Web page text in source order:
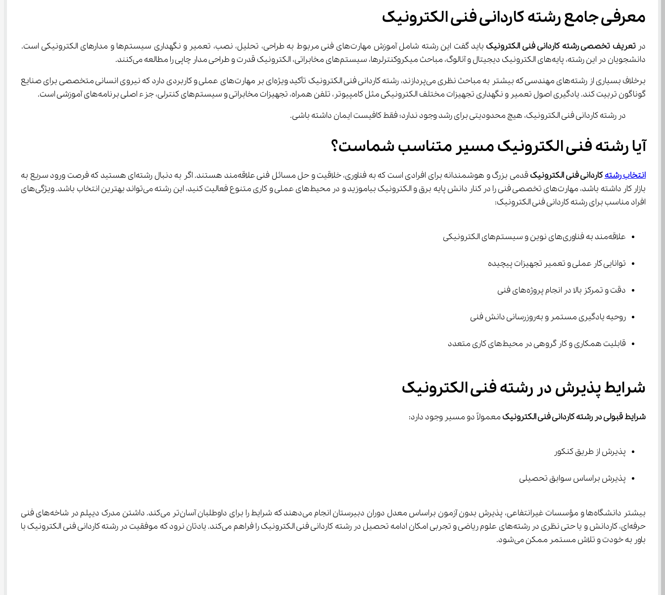
معرفی جامع رشته کاردانی فنی الکترونیک
در تعریف تخصصی رشته کاردانی فنی الکترونیک
باید گفت این رشته شامل آموزش مهارت‌های فنی مربوط به طراحی، تحلیل، نصب، تعمیر و نگهداری سیستم‌ها و مدارهای الکترونیکی است.
دانشجویان در این رشته، پایه‌های الکترونیک دیجیتال و آنالوگ، مباحث میکروکنترلرها، سیستم‌های مخابراتی، الکترونیک قدرت و طراحی مدار چاپی را مطالعه می‌کنند.
برخلاف بسیاری از رشته‌های مهندسی که بیشتر به مباحث نظری می‌پردازند، رشته کاردانی فنی الکترونیک تأکید ویژه‌ای بر مهارت‌های عملی و کاربردی دارد که نیروی انسانی متخصصی برای صنایع
گوناگون تربیت کند. یادگیری اصول تعمیر و نگهداری تجهیزات مختلف الکترونیکی مثل کامپیوتر، تلفن همراه، تجهیزات مخابراتی و سیستم‌های کنترلی، جزء اصلی برنامه‌های آموزشی است.
در رشته کاردانی فنی الکترونیک، هیچ محدودیتی برای رشد وجود ندارد؛ فقط کافیست ایمان داشته باشی.
آیا رشته فنی الکترونیک مسیر متناسب شماست؟
انتخاب رشته کاردانی فنی الکترونیک
قدمی بزرگ و هوشمندانه برای افرادی است که به فناوری، خلاقیت و حل مسائل فنی علاقه‌مند هستند. اگر به دنبال رشته‌ای هستید که فرصت ورود سریع به
بازار کار داشته باشد، مهارت‌های تخصصی فنی را در کنار دانش پایه برق و الکترونیک بیاموزید و در محیط‌های عملی و کاری متنوع فعالیت کنید، این رشته می‌تواند بهترین انتخاب باشد. ویژگی‌های
افراد مناسب برای رشته کاردانی فنی الکترونیک:
علاقه‌مند به فناوری‌های نوین و سیستم‌های الکترونیکی
توانایی کار عملی و تعمیر تجهیزات پیچیده
دقت و تمرکز بالا در انجام پروژه‌های فنی
روحیه یادگیری مستمر و به‌روزرسانی دانش فنی
قابلیت همکاری و کار گروهی در محیط‌های کاری متعدد
شرایط پذیرش در رشته فنی الکترونیک
شرایط قبولی در رشته کاردانی فنی الکترونیک معمولاً دو مسیر وجود دارد:
پذیرش از طریق کنکور
پذیرش براساس سوابق تحصیلی
بیشتر دانشگاه‌ها و مؤسسات غیرانتفاعی، پذیرش بدون آزمون براساس معدل دوران دبیرستان انجام می‌دهند که شرایط را برای داوطلبان آسان‌تر می‌کند. داشتن مدرک دیپلم در شاخه‌های فنی
حرفه‌ای، کاردانش و یا حتی نظری در رشته‌های علوم ریاضی و تجربی امکان ادامه تحصیل در رشته کاردانی فنی الکترونیک را فراهم می‌کند. یادتان نرود که موفقیت در رشته کاردانی فنی الکترونیک با
باور به خودت و تلاش مستمر ممکن می‌شود.